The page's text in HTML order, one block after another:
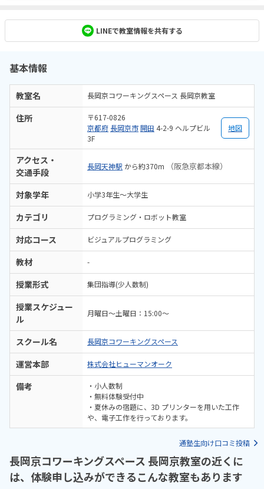
LINEで教室情報を共有する
基本情報
教室名 長岡京コワーキングスペース 長岡京教室
住所
〒617-0826
京都府 長岡京市開田 4-2-9 ヘルプビル
3F
地図
アクセス・
交通手段
長岡天神駅 から約370m （阪急京都本線）
対象学年 小学3年生～大学生
カテゴリ プログラミング・ロボット教室
対応コース ビジュアルプログラミング
教材 -
授業形式 集団指導(少人数制)
授業スケジュー
ル
月曜日～土曜日：15:00～
スクール名 長岡京コワーキングスペース
運営本部 株式会社ヒューマンオーク
備考
・小人数制
・無料体験受付中
・夏休みの宿題に、3D プリンターを用いた工作
や、電子工作を行っております。
通塾生向け口コミ投稿
長岡京コワーキングスペース 長岡京教室の近くに
は、体験申し込みができるこんな教室もあります